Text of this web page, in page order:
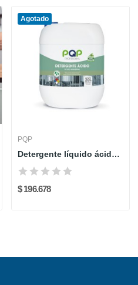
Agotado
PQP
Detergente líquido ácido industrial PQP - 20...
$ 196.678